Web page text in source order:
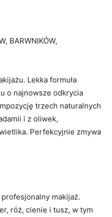
BARWNIKÓW,
Lekka formuła
o najnowsze odkrycia
trzech naturalnych
i z oliwek,
Perfekcyjnie zmywa
makijaż.
róż, cienie i tusz, w tym